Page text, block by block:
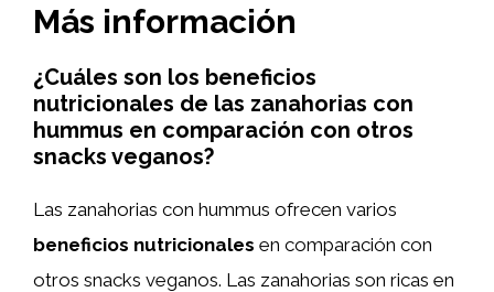
Más información
¿Cuáles son los beneficios
nutricionales de las zanahorias con
hummus en comparación con otros
snacks veganos?
Las zanahorias con hummus ofrecen varios
beneficios nutricionales en comparación con
otros snacks veganos. Las zanahorias son ricas en